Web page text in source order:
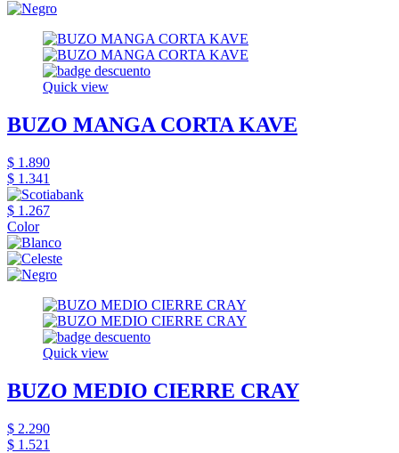
Quick view
BUZO MANGA CORTA KAVE
$ 1.890
$ 1.341
$ 1.267
Color
Quick view
BUZO MEDIO CIERRE CRAY
$ 2.290
$ 1.521